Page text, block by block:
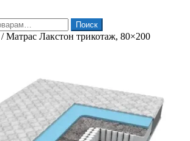
Поиск
/Матрас Лакстон трикотаж, 80×200